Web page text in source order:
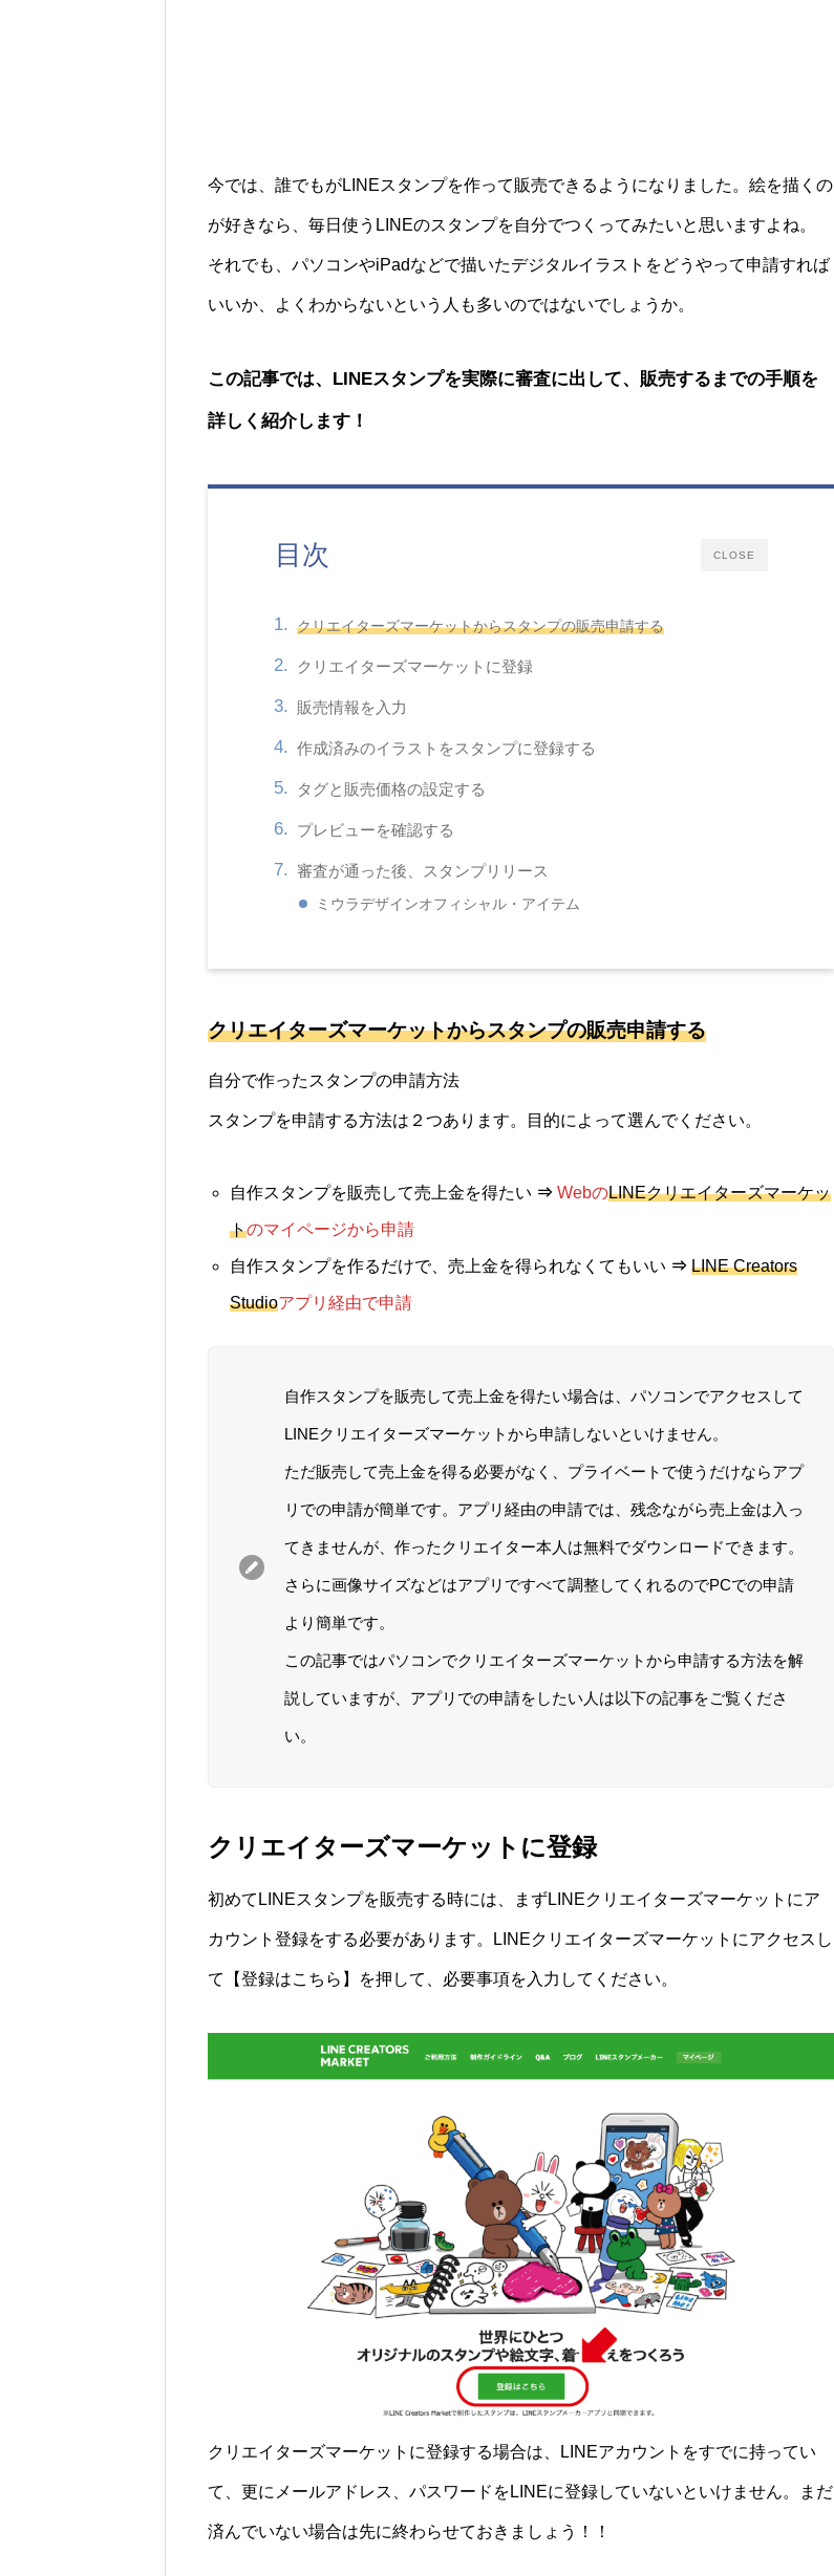
今では、誰でもがLINEスタンプを作って販売できるようになりました。絵を描くの
が好きなら、毎日使うLINEのスタンプを自分でつくってみたいと思いますよね。
それでも、パソコンやiPadなどで描いたデジタルイラストをどうやって申請すれば
いいか、よくわからないという人も多いのではないでしょうか。
この記事では、LINEスタンプを実際に審査に出して、販売するまでの手順を
詳しく紹介します！
CLOSE
目次
クリエイターズマーケットからスタンプの販売申請する
クリエイターズマーケットに登録
販売情報を入力
作成済みのイラストをスタンプに登録する
タグと販売価格の設定する
プレビューを確認する
審査が通った後、スタンプリリース
ミウラデザインオフィシャル・アイテム
クリエイターズマーケットからスタンプの販売申請する
自分で作ったスタンプの申請方法
スタンプを申請する方法は２つあります。目的によって選んでください。
自作スタンプを販売して売上金を得たい ⇒ WebのLINEクリエイターズマーケッ
トのマイページから申請
自作スタンプを作るだけで、売上金を得られなくてもいい ⇒ LINE Creators
Studioアプリ経由で申請
自作スタンプを販売して売上金を得たい場合は、パソコンでアクセスして
LINEクリエイターズマーケットから申請しないといけません。
ただ販売して売上金を得る必要がなく、プライベートで使うだけならアプ
リでの申請が簡単です。アプリ経由の申請では、残念ながら売上金は入っ
てきませんが、作ったクリエイター本人は無料でダウンロードできます。
さらに画像サイズなどはアプリですべて調整してくれるのでPCでの申請
より簡単です。
この記事ではパソコンでクリエイターズマーケットから申請する方法を解
説していますが、アプリでの申請をしたい人は以下の記事をご覧くださ
い。
クリエイターズマーケットに登録
初めてLINEスタンプを販売する時には、まずLINEクリエイターズマーケットにア
カウント登録をする必要があります。LINEクリエイターズマーケットにアクセスし
て 【登録はこちら】 を押して、必要事項を入力してください。
クリエイターズマーケットに登録する場合は、LINEアカウントをすでに持ってい
て、更にメールアドレス、パスワードをLINEに登録していないといけません。まだ
済んでいない場合は先に終わらせておきましょう！！